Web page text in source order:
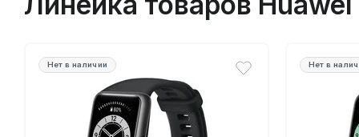
Нет в наличии Нет в